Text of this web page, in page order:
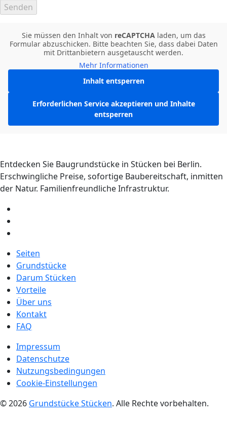
Sie müssen den Inhalt von reCAPTCHAladen, um das
Formular abzuschicken. Bitte beachten Sie, dass dabei Daten
mit Drittanbietern ausgetauscht werden.
Mehr Informationen
Inhalt entsperren
Erforderlichen Service akzeptieren und Inhalte
entsperren
Entdecken Sie Baugrundstücke in Stücken bei Berlin.
Erschwingliche Preise, sofortige Baubereitschaft, inmitten
der Natur. Familienfreundliche Infrastruktur.
Seiten
Grundstücke
Darum Stücken
Vorteile
Über uns
Kontakt
FAQ
Impressum
Datenschutze
Nutzungsbedingungen
Cookie-Einstellungen
© 2026 Grundstücke Stücken. Alle Rechte vorbehalten.